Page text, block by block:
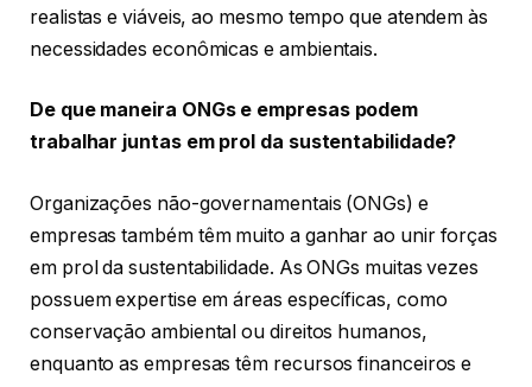
realistas e viáveis, ao mesmo tempo que atendem às
necessidades econômicas e ambientais.
De que maneira ONGs e empresas podem
trabalhar juntas em prol da sustentabilidade?
Organizações não-governamentais (ONGs) e
empresas também têm muito a ganhar ao unir forças
em prol da sustentabilidade. As ONGs muitas vezes
possuem expertise em áreas específicas, como
conservação ambiental ou direitos humanos,
enquanto as empresas têm recursos financeiros e